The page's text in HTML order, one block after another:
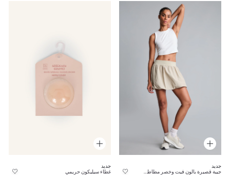
جديد
جديد
غطاء سيليكون حريمي